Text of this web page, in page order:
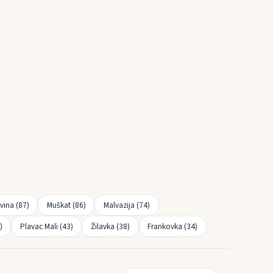
(87) Muškat (86)
Malvazija (74)
Plavac Mali (43) Žilavka (38)
Frankovka (34)
Rkaciteli (6)